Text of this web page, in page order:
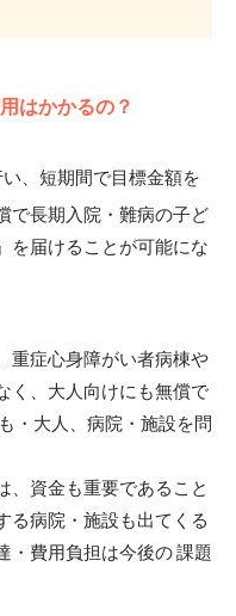
はかかるの？
、短期間で目標金額を
で長期入院・難病の子ど
を届けることが可能にな
重症心身障がい者病棟や
く、大人向けにも無償で
・大人、病院・施設を問
、資金も重要であること
る病院・施設も出てくる
・費用負担は今後の 課題